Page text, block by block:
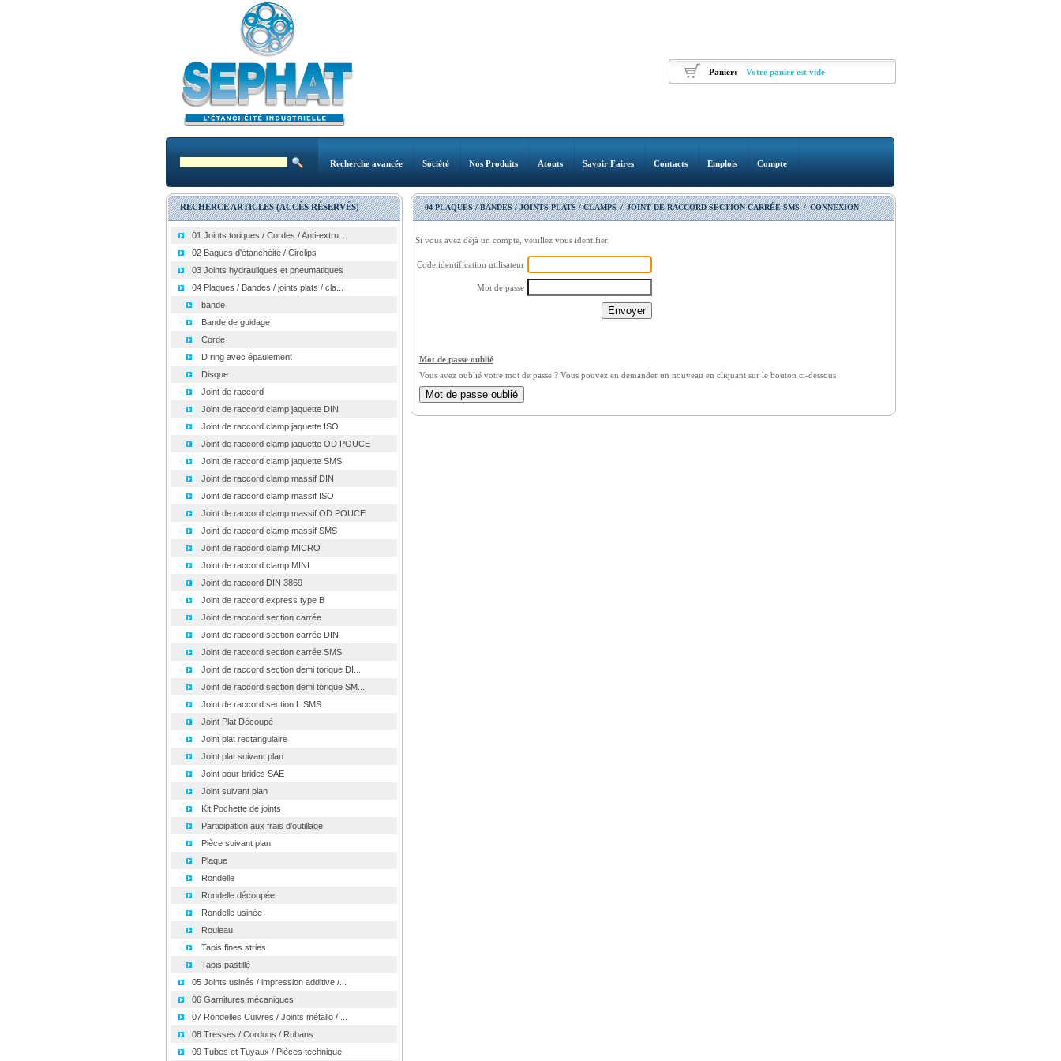
Panier: Votre panier est vide
Recherche avancée Société Nos Produits Atouts Savoir Faires Contacts Emplois Compte
RECHERCE ARTICLES (ACCÈS RÉSERVÉS)
01 Joints toriques / Cordes / Anti-extru...
02 Bagues d'étanchéité / Circlips
03 Joints hydrauliques et pneumatiques
04 Plaques / Bandes / joints plats / cla...
bande
Bande de guidage
Corde
D ring avec épaulement
Disque
Joint de raccord
Joint de raccord clamp jaquette DIN
Joint de raccord clamp jaquette ISO
Joint de raccord clamp jaquette OD POUCE
Joint de raccord clamp jaquette SMS
Joint de raccord clamp massif DIN
Joint de raccord clamp massif ISO
Joint de raccord clamp massif OD POUCE
Joint de raccord clamp massif SMS
Joint de raccord clamp MICRO
Joint de raccord clamp MINI
Joint de raccord DIN 3869
Joint de raccord express type B
Joint de raccord section carrée
Joint de raccord section carrée DIN
Joint de raccord section carrée SMS
Joint de raccord section demi torique DI...
Joint de raccord section demi torique SM...
Joint de raccord section L SMS
Joint Plat Découpé
Joint plat rectangulaire
Joint plat suivant plan
Joint pour brides SAE
Joint suivant plan
Kit Pochette de joints
Participation aux frais d'outillage
Pièce suivant plan
Plaque
Rondelle
Rondelle découpée
Rondelle usinée
Rouleau
Tapis fines stries
Tapis pastillé
05 Joints usinés / impression additive /...
06 Garnitures mécaniques
07 Rondelles Cuivres / Joints métallo / ...
08 Tresses / Cordons / Rubans
09 Tubes et Tuyaux / Pièces technique
04 PLAQUES / BANDES / JOINTS PLATS / CLAMPS / JOINT DE RACCORD SECTION CARRÉE SMS / CONNEXION
Si vous avez déjà un compte, veuillez vous identifier.
Code identification utilisateur
Mot de passe
Mot de passe oublié
Vous avez oublié votre mot de passe ? Vous pouvez en demander un nouveau en cliquant sur le bouton ci-dessous